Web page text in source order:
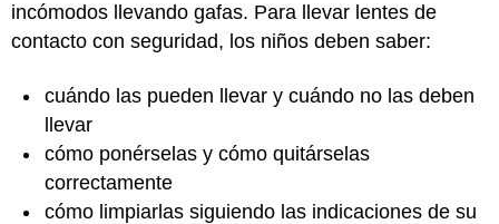
incómodos llevando gafas. Para llevar lentes de
contacto con seguridad, los niños deben saber:
cuándo las pueden llevar y cuándo no las deben
llevar
cómo ponérselas y cómo quitárselas
correctamente
cómo limpiarlas siguiendo las indicaciones de su